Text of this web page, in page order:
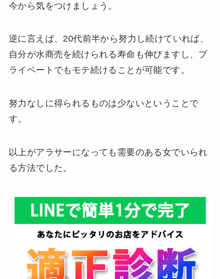
今から気をつけましょう。
逆に言えば、20代前半から努力し続けていれば、
自分が水商売を続けられる寿命も伸びますし、プ
ライベートでもモテ続けることが可能です。
努力なしに得られるものは少ないということで
す。
以上がアラサーになっても需要のある女でいられ
る方法でした。